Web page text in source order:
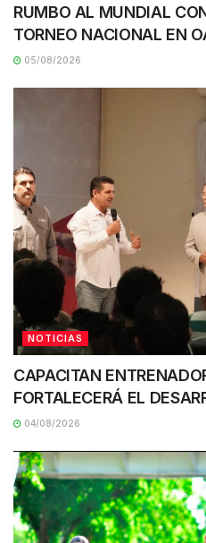
RUMBO AL MUNDIAL
TORNEO NACIONAL EN
05/08/2026
NOTICIAS
CAPACITAN
FORTALECERÁ EL
04/08/2026